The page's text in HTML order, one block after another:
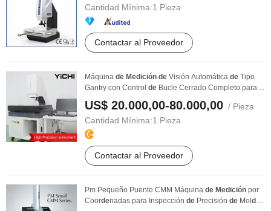
Cantidad Mínima:1 Pieza
Contactar al Proveedor
Máquina de Medición de Visión Automática de Tipo
Gantry con Control de Bucle Cerrado Completo para ...
US$ 20.000,00-80.000,00 / Pieza
Cantidad Mínima:1 Pieza
Contactar al Proveedor
Pm Pequeño Puente CMM Máquina de Medición por
Coordenadas para Inspección de Precisión de Mol des